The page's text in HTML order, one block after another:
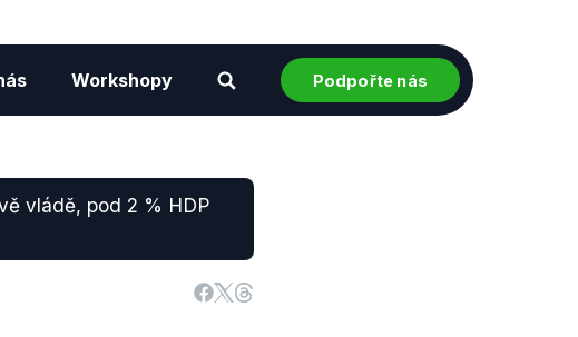
Workshopy Podpořte nás
vládě, pod 2 % HDP